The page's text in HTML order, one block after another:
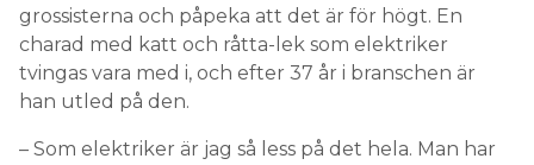
grossisterna och påpeka att det är för högt. En
charad med katt och råtta-lek som elektriker
tvingas vara med i, och efter 37 år i branschen är
han utled på den.
– Som elektriker är jag så less på det hela. Man har